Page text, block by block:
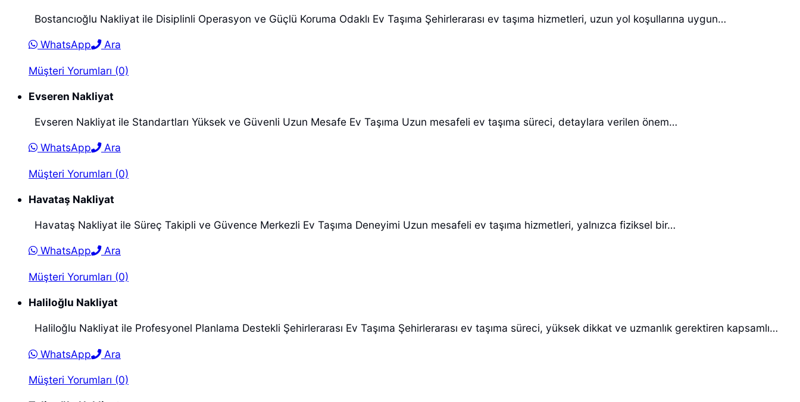
Bostancıoğlu Nakliyat ile Disiplinli Operasyon ve Güçlü Koruma Odaklı Ev Taşıma Şehirlerarası ev taşıma hizmetleri, uzun yol koşullarına uygun…
WhatsApp Ara
Müşteri Yorumları (0)
Evseren Nakliyat
Evseren Nakliyat ile Standartları Yüksek ve Güvenli Uzun Mesafe Ev Taşıma Uzun mesafeli ev taşıma süreci, detaylara verilen önem…
WhatsApp Ara
Müşteri Yorumları (0)
Havataş Nakliyat
Havataş Nakliyat ile Süreç Takipli ve Güvence Merkezli Ev Taşıma Deneyimi Uzun mesafeli ev taşıma hizmetleri, yalnızca fiziksel bir…
WhatsApp Ara
Müşteri Yorumları (0)
Haliloğlu Nakliyat
Haliloğlu Nakliyat ile Profesyonel Planlama Destekli Şehirlerarası Ev Taşıma Şehirlerarası ev taşıma süreci, yüksek dikkat ve uzmanlık gerektiren kapsamlı…
WhatsApp Ara
Müşteri Yorumları (0)